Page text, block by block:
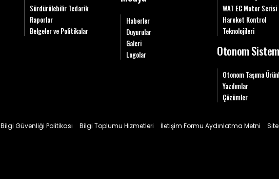
Sürdürülebilir Tedarik
Raporlar
Belgeler ve Politikalar
Haberler
Duyurular
Galeri
Logolar
WAT EC Motor Serisi
Hareket Kontrol
Teknolojileri
Otonom
Otonom Taşıma
Yazılımlar
Çözümler
Bilgi Güvenliği Politikası Bilgi Toplumu Hizmetleri İletişim Formu Aydınlatma Metni